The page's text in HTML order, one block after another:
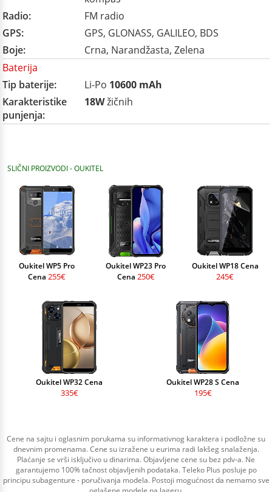
Radio:
FM radio
GPS:
GPS, GLONASS, GALILEO, BDS
Boje:
Crna, Narandžasta, Zelena
Baterija
Tip baterije:
Li-Po 10600 mAh
Karakteristike
punjenja:
18Wžičnih
SLIČNI PROIZVODI - OUKITEL
Oukitel WP5 Pro
Cena 255€
Oukitel WP23 Pro
Cena 250€
Oukitel WP18 Cena
245€
Oukitel WP32 Cena
335€
Oukitel WP28 S Cena
195€
Cene na sajtu i oglasnim porukama su informativnog karaktera i podložne su
dnevnim promenama. Cene su izražene u eurima radi lakšeg snalaženja.
Plaćanje se vrši isključivo u dinarima. Objavljene cene su bez pdv-a. Ne
garantujemo 100% tačnost objavljenih podataka. Teleko Plus posluje po
principu subagenture - poručivanja modela. Postoji mogućnost da nemamo sve